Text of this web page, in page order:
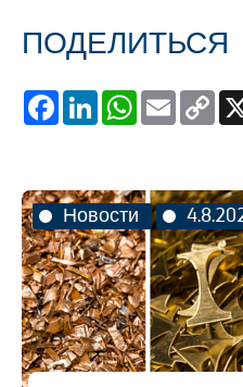
ПОДЕЛИТЬСЯ
FacebookLinkedInWhatsApp
Email
Новости